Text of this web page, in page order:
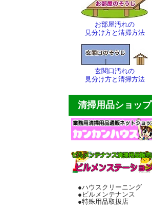
お部屋汚れの
見分け方と清掃方法
玄関口汚れの
見分け方と清掃方法
清掃用品ショップ
●ハウスクリーニング
●ビルメンテナンス
●特殊用品取扱店